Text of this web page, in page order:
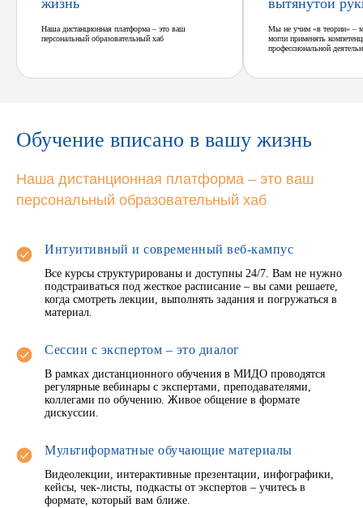
жизнь
Наша дистанционная платформа – это ваш
персональный образовательный хаб
вытянутой
Мы не учим «в теории» –
могли применять
профессиональной
Обучение вписано в вашу жизнь
Наша дистанционная платформа – это ваш
персональный образовательный хаб
Интуитивный и современный веб-кампус
Все курсы структурированы и доступны 24/7. Вам не нужно
подстраиваться под жесткое расписание – вы сами решаете,
когда смотреть лекции, выполнять задания и погружаться в
материал.
Сессии с экспертом – это диалог
В рамках дистанционного обучения в МИДО проводятся
регулярные вебинары с экспертами, преподавателями,
коллегами по обучению. Живое общение в формате
дискуссии.
Мультиформатные обучающие материалы
Видеолекции, интерактивные презентации, инфографики,
кейсы, чек-листы, подкасты от экспертов – учитесь в
формате, который вам ближе.